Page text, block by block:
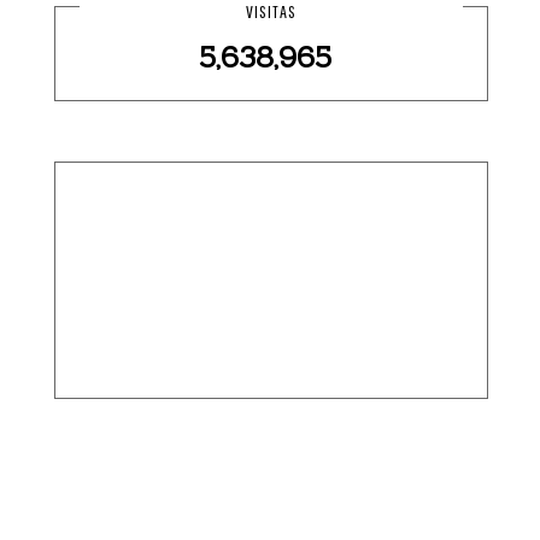
VISITAS
5,638,965